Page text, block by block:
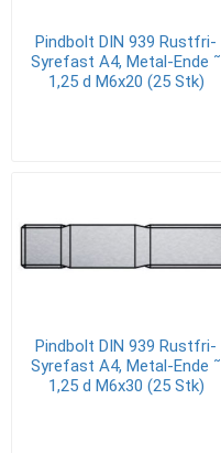
Pindbolt DIN 939 Rustfri-
Syrefast A4, Metal-Ende ˜
1,25 d M6x20 (25 Stk)
Pindbolt DIN 939 Rustfri-
Syrefast A4, Metal-Ende ˜
1,25 d M6x30 (25 Stk)